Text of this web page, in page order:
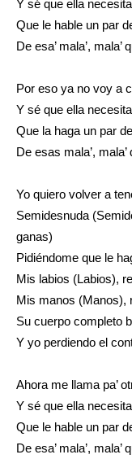
Y sé que ella necesita
Que le hable un par
De esa’ mala’,
Por eso ya no voy a
Y sé que ella necesita
Que la haga un par
De esas mala’,
Yo quiero volver a
Semidesnuda
ganas)
Pidiéndome que le
Mis labios (Labios),
Mis manos (Manos),
Su cuerpo completo
Y yo perdiendo el
Ahora me llama pa’
Y sé que ella necesita
Que le hable un par
De esa’ mala’,